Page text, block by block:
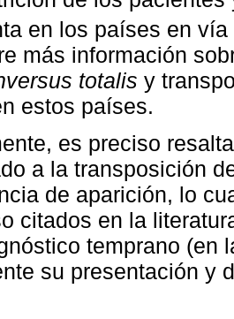
en los países en
más información
totalis y
estos países.
es preciso
a la transposición
de aparición, lo
citados en la
temprano (en
su presentación y